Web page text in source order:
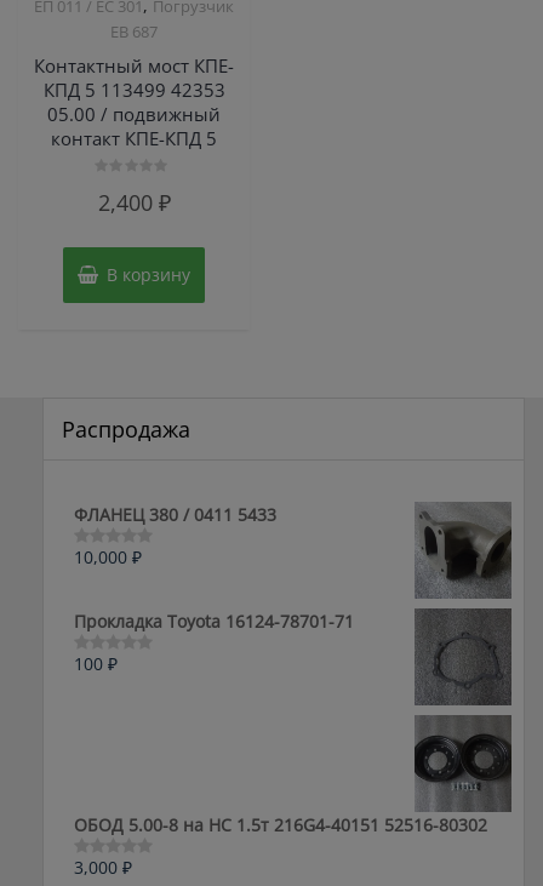
ЕП 011 / ЕС 301, Погрузчик
ЕВ 687
Контактный мост КПЕ-
КПД 5 113499 42353
05.00 / подвижный
контакт КПЕ-КПД 5
02,400 ₽
В корзину
Распродажа
ФЛАНЕЦ 380 / 0411 5433
Оценка
5
10,000 ₽
Прокладка Toyota 16124-78701-71
Оценка
100 ₽
ОБОД 5.00-8 на HC 1.5т 216G4-40151 52516-80302
Оценка
3,000 ₽